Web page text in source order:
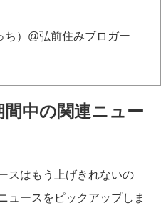
）@弘前住みブロガー
中の関連ニュー
スはもう上げきれないの
ュースをピックアップしま